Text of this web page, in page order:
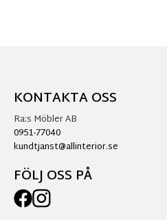
KONTAKTA OSS
Ra:s Möbler AB
0951-77040
kundtjanst@allinterior.se
FÖLJ OSS PÅ